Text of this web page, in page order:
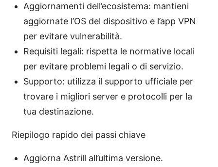
Aggiornamenti dell’ecosistema: mantieni
aggiornate l’OS del dispositivo e l’app VPN
per evitare vulnerabilità.
Requisiti legali: rispetta le normative locali
per evitare problemi legali o di servizio.
Supporto: utilizza il supporto ufficiale per
trovare i migliori server e protocolli per la
tua destinazione.
Riepilogo rapido dei passi chiave
Aggiorna Astrill all’ultima versione.